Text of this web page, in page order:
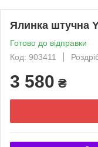
Ялинка штучна
Готово до відправки
Код: 903411
3 580 ₴